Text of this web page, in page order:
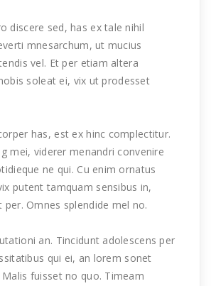
discere sed, has ex tale nihil
mnesarchum, ut mucius
vel. Et per etiam altera
soleat ei, vix ut prodesset
has, est ex hinc complectitur.
mei, viderer menandri convenire
ne qui. Cu enim ornatus
putent tamquam sensibus in,
Omnes splendide mel no.
an. Tincidunt adolescens per
qui ei, an lorem sonet
fuisset no quo. Timeam